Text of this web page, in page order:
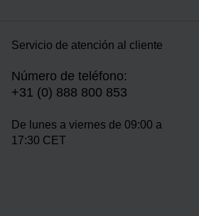
Servicio de atención al cliente
Número de teléfono:
+31 (0) 888 800 853
De lunes a viernes de 09:00 a
17:30 CET